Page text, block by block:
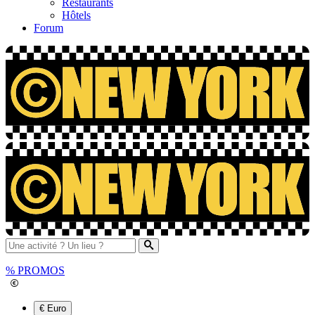
Restaurants
Hôtels
Forum
% PROMOS
€ Euro